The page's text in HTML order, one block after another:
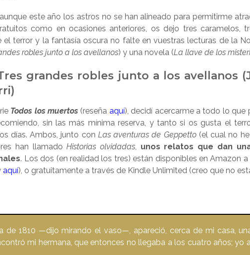
este año los astros no se han alineado para permitirme
como en ocasiones anteriores, os dejo tres caramelos,
el terror y la fantasía oscura no falte en vuestras lecturas de la
robles junto a los avellanos) y una novela (La llave de los
grandes robles junto a los avellanos
Todos los muertos(reseña aquí), decidí acercarme a todo lo que
sin las más mínima reserva, y tanto si os gusta el
días. Ambos, junto con Las aventuras de Geppetto(el cual no
han llamadoHistorias olvidadas, unos relatos que dan
. Los dos (en realidad los tres) están disponibles en Amazon
aquí), o gratuitamente a través de Kindle Unlimited (creo que no
de 1810 —dijo mirando el vaso—, apareció, cerca de mi casa,
mi hermana, que entonces no llegaba a los cuatro años; yo